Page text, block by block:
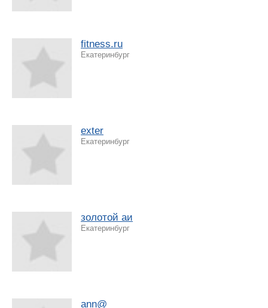
fitness.ru
Екатеринбург
exter
Екатеринбург
золотой аи
Екатеринбург
ann@